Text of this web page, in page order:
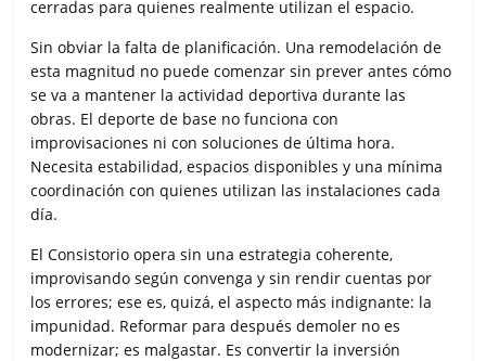
cerradas para quienes realmente utilizan el espacio.
Sin obviar la falta de planificación. Una remodelación de
esta magnitud no puede comenzar sin prever antes cómo
se va a mantener la actividad deportiva durante las
obras. El deporte de base no funciona con
improvisaciones ni con soluciones de última hora.
Necesita estabilidad, espacios disponibles y una mínima
coordinación con quienes utilizan las instalaciones cada
día.
El Consistorio opera sin una estrategia coherente,
improvisando según convenga y sin rendir cuentas por
los errores; ese es, quizá, el aspecto más indignante: la
impunidad. Reformar para después demoler no es
modernizar; es malgastar. Es convertir la inversión